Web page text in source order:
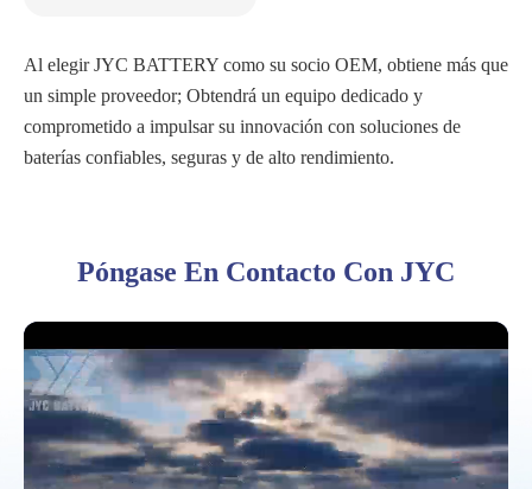
Al elegir JYC BATTERY como su socio OEM, obtiene más que
un simple proveedor; Obtendrá un equipo dedicado y
comprometido a impulsar su innovación con soluciones de
baterías confiables, seguras y de alto rendimiento.
Póngase En Contacto Con JYC